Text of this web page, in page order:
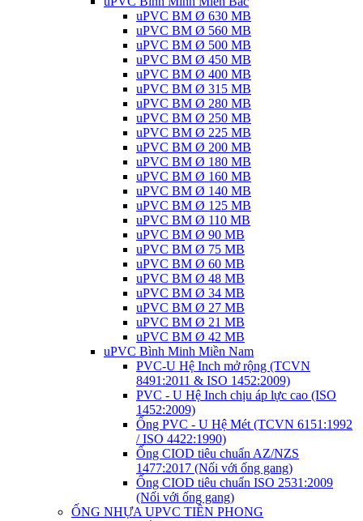
uPVC BM Ø 630 MB
uPVC BM Ø 560 MB
uPVC BM Ø 500 MB
uPVC BM Ø 450 MB
uPVC BM Ø 400 MB
uPVC BM Ø 315 MB
uPVC BM Ø 280 MB
uPVC BM Ø 250 MB
uPVC BM Ø 225 MB
uPVC BM Ø 200 MB
uPVC BM Ø 180 MB
uPVC BM Ø 160 MB
uPVC BM Ø 140 MB
uPVC BM Ø 125 MB
uPVC BM Ø 110 MB
uPVC BM Ø 90 MB
uPVC BM Ø 75 MB
uPVC BM Ø 60 MB
uPVC BM Ø 48 MB
uPVC BM Ø 34 MB
uPVC BM Ø 27 MB
uPVC BM Ø 21 MB
uPVC BM Ø 42 MB
uPVC Bình Minh Miền Nam
PVC-U Hệ Inch mở rộng (TCVN
8491:2011 & ISO 1452:2009)
PVC - U Hệ Inch chịu áp lực cao (ISO
1452:2009)
Ống PVC - U Hệ Mét (TCVN 6151:1992
/ ISO 4422:1990)
Ống CIOD tiêu chuẩn AZ/NZS
1477:2017 (Nối với ống gang)
Ống CIOD tiêu chuẩn ISO 2531:2009
(Nối với ống gang)
ỐNG NHỰA UPVC TIỀN PHONG